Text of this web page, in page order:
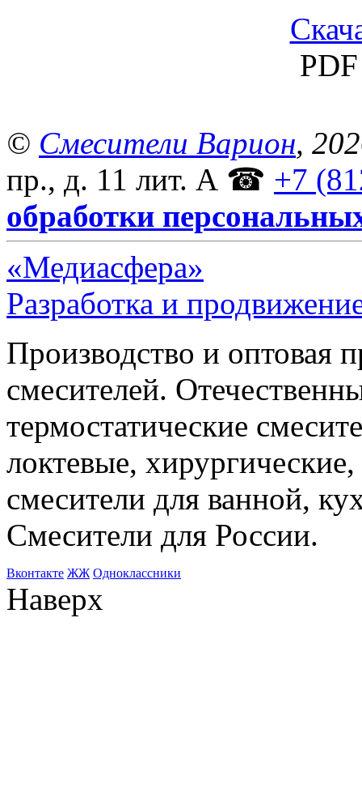
© Смесители Варион,
пр., д. 11 лит. А ☎ +7
обработки
«Медиасфера»
Разработка и
Производство и оптовая
смесителей.
термостатические
локтевые,
смесители для ванной,
Смесители для России.
Bконтакте ЖЖ Одноклассники
Наверх